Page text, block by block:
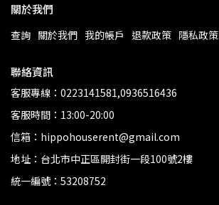
關於我們
查詢 關於我們 我的帳戶 退款政策 隱私政策
聯絡資訊
客服專線：0223141581,0936516436
客服時間：13:00-20:00
信箱：hippohouserent@gmail.com
地址：台北市中正區開封街一段100號2樓
統一編號：53208752